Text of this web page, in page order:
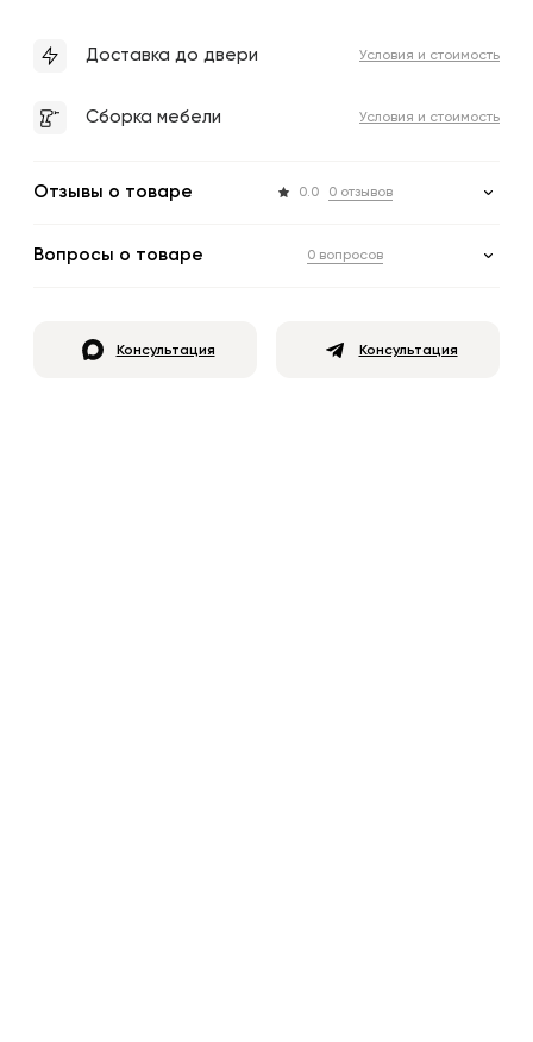
Доставка до двери Условия и стоимость
Сборка мебели Условия и стоимость
Отзывы о товаре 0.0 0 отзывов
Вопросы о товаре 0 вопросов
Консультация Консультация